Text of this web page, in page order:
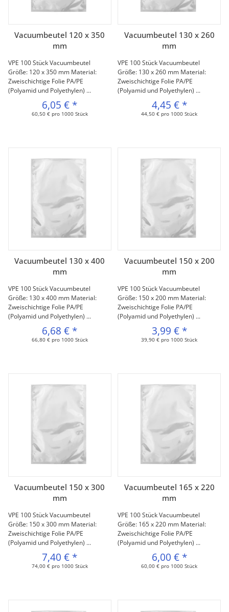
Vacuumbeutel 120 x 350
mm
VPE 100 Stück Vacuumbeutel
Größe: 120 x 350 mm Material:
Zweischichtige Folie PA/PE
(Polyamid und Polyethylen) ...
6,05 € *
60,50 € pro 1000 Stück
Vacuumbeutel 130 x 260
mm
VPE 100 Stück Vacuumbeutel
Größe: 130 x 260 mm Material:
Zweischichtige Folie PA/PE
(Polyamid und Polyethylen) ...
4,45 € *
44,50 € pro 1000 Stück
Vacuumbeutel 130 x 400
mm
VPE 100 Stück Vacuumbeutel
Größe: 130 x 400 mm Material:
Zweischichtige Folie PA/PE
(Polyamid und Polyethylen) ...
6,68 € *
66,80 € pro 1000 Stück
Vacuumbeutel 150 x 200
mm
VPE 100 Stück Vacuumbeutel
Größe: 150 x 200 mm Material:
Zweischichtige Folie PA/PE
(Polyamid und Polyethylen) ...
3,99 € *
39,90 € pro 1000 Stück
Vacuumbeutel 150 x 300
mm
VPE 100 Stück Vacuumbeutel
Größe: 150 x 300 mm Material:
Zweischichtige Folie PA/PE
(Polyamid und Polyethylen) ...
7,40 € *
74,00 € pro 1000 Stück
Vacuumbeutel 165 x 220
mm
VPE 100 Stück Vacuumbeutel
Größe: 165 x 220 mm Material:
Zweischichtige Folie PA/PE
(Polyamid und Polyethylen) ...
6,00 € *
60,00 € pro 1000 Stück